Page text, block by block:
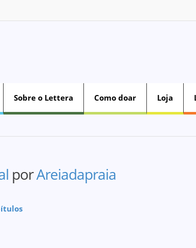
Sobre o Lettera Como doar Loja
porAreiadapraia